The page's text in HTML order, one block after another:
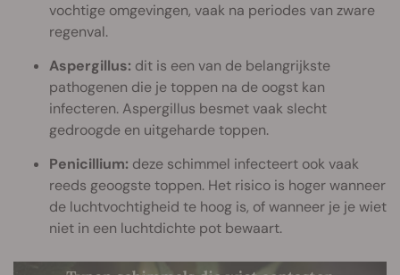
vochtige omgevingen, vaak na periodes van zware
regenval.
Aspergillus: dit is een van de belangrijkste
pathogenen die je toppen na de oogst kan
infecteren. Aspergillus besmet vaak slecht
gedroogde en uitgeharde toppen.
Penicillium: deze schimmel infecteert ook vaak
reeds geoogste toppen. Het risico is hoger wanneer
de luchtvochtigheid te hoog is, of wanneer je je wiet
niet in een luchtdichte pot bewaart.